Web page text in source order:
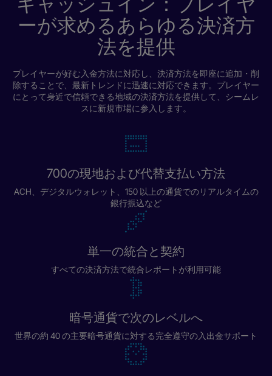
ーが求めるあらゆる決済方
法を提供
プレイヤーが好む入金方法に対応し、決済方法を即座に追加・削
除することで、最新トレンドに迅速に対応できます。プレイヤー
にとって身近で信頼できる地域の決済方法を提供して、シームレ
スに新規市場に参入します。
700の現地および代替支払い方法
ACH、デジタルウォレット、150 以上の通貨でのリアルタイムの
銀行振込など
単一の統合と契約
すべての決済方法で統合レポートが利用可能
暗号通貨で次のレベルへ
世界の約 40 の主要暗号通貨に対する完全遵守の入出金サポート